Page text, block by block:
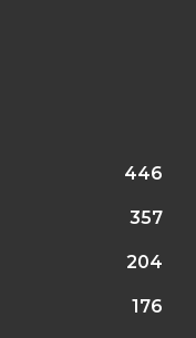
446
357
204
176